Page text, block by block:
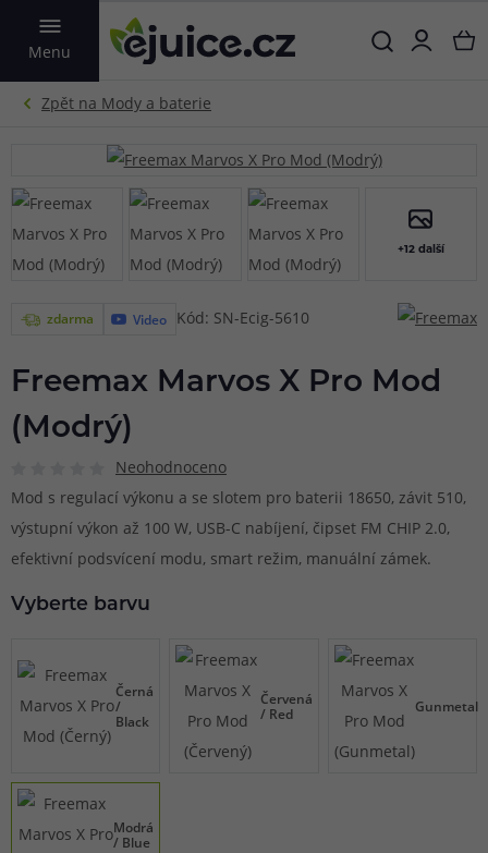
Menu
VYHLEDAT
+12 další
zdarma Video Kód: SN-Ecig-5610
Freemax Marvos X Pro Mod
(Modrý)
Neohodnoceno
Mod s regulací výkonu a se slotem pro baterii 18650, závit 510,
výstupní výkon až 100 W, USB-C nabíjení, čipset FM CHIP 2.0,
efektivní podsvícení modu, smart režim, manuální zámek.
Vyberte barvu
Černá
/
Black
Červená
/ Red
Gunmetal
Modrá
/ Blue